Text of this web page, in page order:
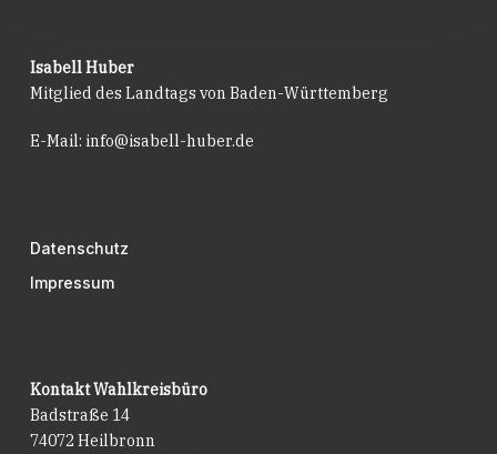
Isabell Huber
Mitglied des Landtags von Baden-Württemberg
E-Mail: info@isabell-huber.de
Datenschutz
Impressum
Kontakt Wahlkreisbüro
Badstraße 14
74072 Heilbronn